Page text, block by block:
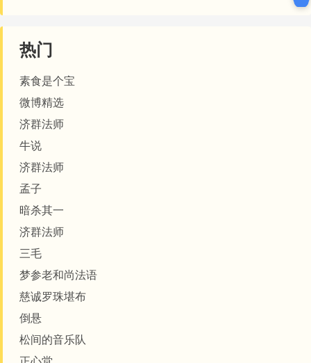
热门
素食是个宝
微博精选
济群法师
牛说
济群法师
孟子
暗杀其一
济群法师
三毛
梦参老和尚法语
​​​​慈诚罗珠堪布
倒悬
松间的音乐队